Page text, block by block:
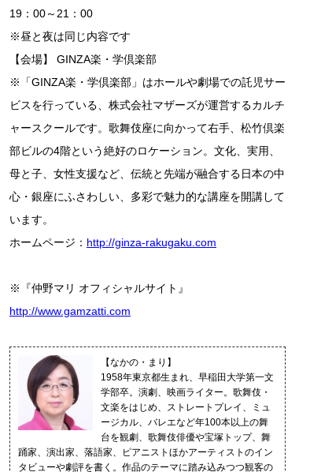
19：00～21：00
※昼と夜は同じ内容です
【会場】 GINZA楽・学倶楽部
※「GINZA楽・学倶楽部」はホールや劇場での託児サー
ビスを行っている、株式会社マザーズが運営するカルチ
ャースクールです。歌舞伎座に向かって右手、松竹倶楽
部ビルの4階という絶好のロケーション。文化、実用、
母と子、女性支援など、伝統と先端が融合する日本の中
心・銀座にふさわしい、多彩で魅力的な講座を開講して
います。
ホームページ： http://ginza-rakugaku.com
※『仲野マリ オフィシャルサイト』
http://www.gamzatti.com
【なかの・まり】
1958年東京都生まれ、早稲田大学第一文
学部卒。演劇、映画ライター。歌舞伎・
文楽をはじめ、ストレートプレイ、ミュ
ージカル、バレエなど年100本以上の舞
台を観劇、歌舞伎俳優や宝塚トップ、舞
踊家、演出家、落語家、ピアニストほかアーティストのイン
タビューや劇評を書く。作品のテーマに踏み込みつつ観客の